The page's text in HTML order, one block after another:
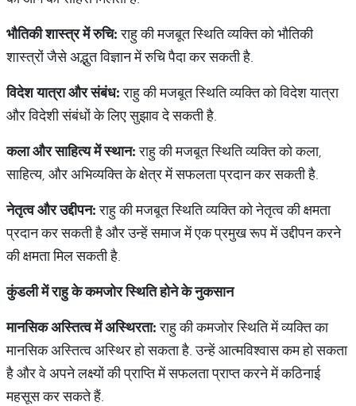
भौतिकीशास्त्रमेंरुचि:राहु की मजबूत स्थिति व्यक्ति को भौतिकी
शास्त्रों जैसे अद्भुत विज्ञान में रुचि पैदा कर सकती है.
विदेशयात्राऔरसंबंध:राहु की मजबूत स्थिति व्यक्ति को विदेश यात्रा
और विदेशी संबंधों के लिए सुझाव दे सकती है.
कलाऔरसाहित्यमेंस्थान:राहु की मजबूत स्थिति व्यक्ति को कला,
साहित्य, और अभिव्यक्ति के क्षेत्र में सफलता प्रदान कर सकती है.
नेतृत्वऔरउद्दीपन:राहु की मजबूत स्थिति व्यक्ति को नेतृत्व की क्षमता
प्रदान कर सकती है और उन्हें समाज में एक प्रमुख रूप में उद्दीपन करने
की क्षमता मिल सकती है.
कुंडलीमेंराहुकेकमजोरस्थितिहोनेकेनुकसान
मानसिकअस्तित्वमेंअस्थिरता:राहु की कमजोर स्थिति में व्यक्ति का
मानसिक अस्तित्व अस्थिर हो सकता है. उन्हें आत्मविश्वास कम हो सकता
है और वे अपने लक्ष्यों की प्राप्ति में सफलता प्राप्त करने में कठिनाई
महसूस कर सकते हैं.